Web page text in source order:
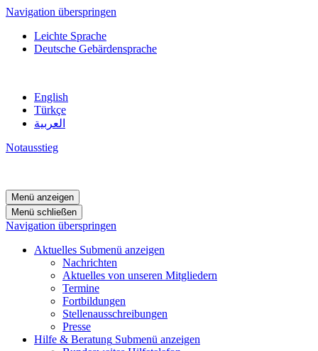
Navigation überspringen
Leichte Sprache
Deutsche Gebärdensprache
English
Türkçe
العربية
Notausstieg
Menü anzeigen
Menü schließen
Navigation überspringen
Aktuelles Submenü anzeigen
Nachrichten
Aktuelles von unseren Mitgliedern
Termine
Fortbildungen
Stellenausschreibungen
Presse
Hilfe & Beratung Submenü anzeigen